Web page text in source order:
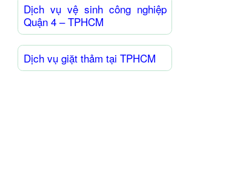
Dịch vụ vệ sinh công nghiệp
Quận 4 – TPHCM
Dịch vụ giặt thảm tại TPHCM